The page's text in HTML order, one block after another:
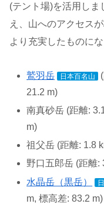
(テント場)を活用し
え、山へのアクセス
より充実したものに
鷲羽岳 日本百名山
21.2 m)
南真砂岳 (距離:
m)
祖父岳 (距離: 1.8
野口五郎岳 (距離:
水晶岳（黒岳）
m, 標高差: 83.2 m)